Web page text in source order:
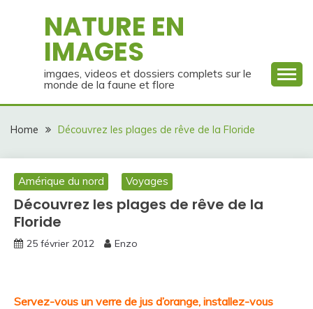
NATURE EN
IMAGES
imgaes, videos et dossiers complets sur le
monde de la faune et flore
Home Découvrez les plages de rêve de la Floride
Amérique du nord Voyages
Découvrez les plages de rêve de la
Floride
25 février 2012 Enzo
Servez-vous un verre de jus d’orange, installez-vous